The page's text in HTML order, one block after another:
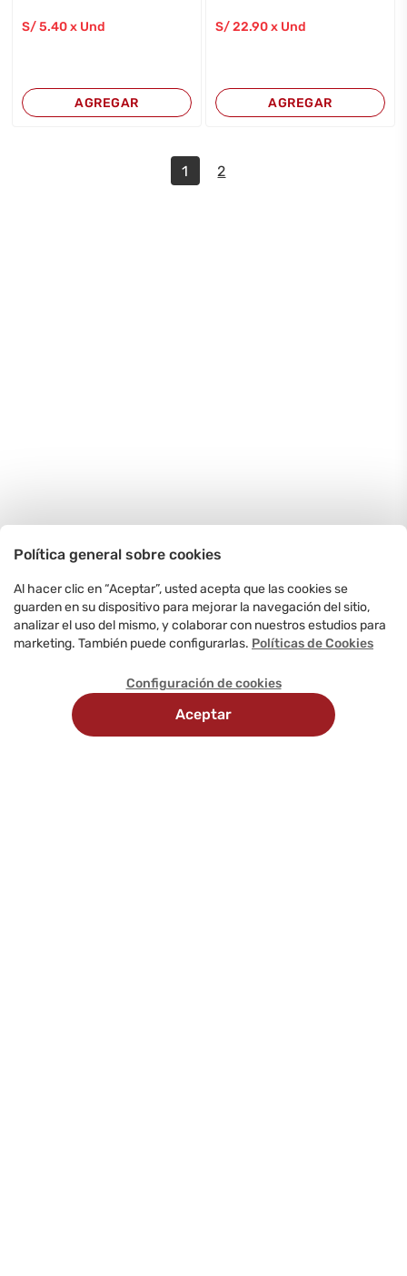
S/5.40 x Und
AGREGAR
S/22.90x Und
AGREGAR
1 2
Política general sobre cookies
Al hacer clic en “Aceptar”, usted acepta que las cookies se
guarden en su dispositivo para mejorar la navegación del sitio,
analizar el uso del mismo, y colaborar con nuestros estudios para
marketing. También puede configurarlas. Políticas de Cookies
Configuración de cookies
Aceptar